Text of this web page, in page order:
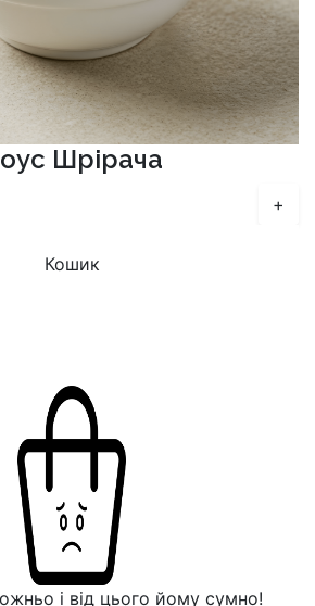
Шрірача
+
Кошик
і від цього йому сумно!